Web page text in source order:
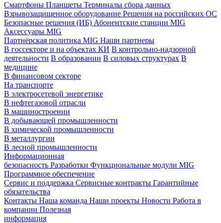
Смартфоны Планшеты Терминалы сбора данных
Взрывозащищенное оборудование Решения на российских ОС
Безопасные решения (ИБ) Абонентские станции MIG
Аксессуары MIG
Партнёрская политика MIG Наши партнеры
В госсекторе и на объектах КИ В контрольно-надзорной
деятельности В образовании В силовых структурах В
медицине
В финансовом секторе
На транспорте
В электросетевой энергетике
В нефтегазовой отрасли
В машиностроении
В добывающей промышленности
В химической промышленности
В металлургии
В лесной промышленности
Информационная
безопасность Разработки Функциональные модули MIG
Программное обеспечение
Сервис и поддержка Сервисные контракты Гарантийные
обязательства
Контакты Наша команда Наши проекты Новости Работа в
компании Полезная
информация